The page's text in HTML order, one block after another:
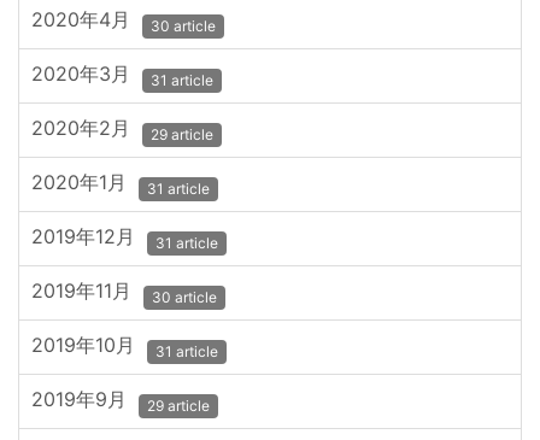
2020年4月 30 article
2020年3月 31 article
2020年2月 29 article
2020年1月 31 article
2019年12月 31 article
2019年11月 30 article
2019年10月 31 article
2019年9月 29 article